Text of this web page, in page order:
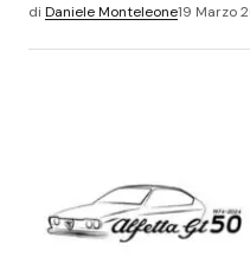
di Daniele Monteleone19 Marzo